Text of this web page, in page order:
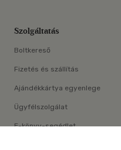
Szolgáltatás
Boltkereső
Fizetés és szállítás
Ajándékkártya egyenlege
Ügyfélszolgálat
E-könyv-segédlet